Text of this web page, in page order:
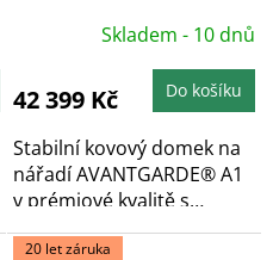
dveře
Skladem - 10 dnů
42 399 Kč Do košíku
Stabilní kovový domek na
nářadí AVANTGARDE® A1
v prémiové kvalitě s
pultovou...
20 let záruka